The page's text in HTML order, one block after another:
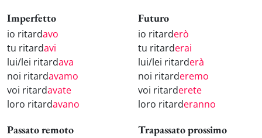
Imperfetto
io ritardavo
tu ritardavi
lui/lei ritardava
noi ritardavamo
voi ritardavate
loro ritardavano
Futuro
io ritarderò
tu ritarderai
lui/lei ritarderà
noi ritarderemo
voi ritarderete
loro ritarderanno
Passato remoto Trapassato prossimo